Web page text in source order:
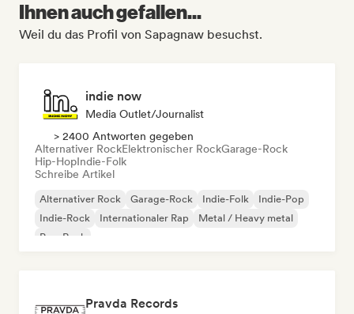
Ihnen auch gefallen...
Weil du das Profil von Sapagnaw besuchst.
indie now
Media Outlet/Journalist
> 2400 Antworten gegeben
Alternativer RockElektronischer RockGarage-Rock
Hip-HopIndie-Folk
Schreibe Artikel
Alternativer Rock Garage-Rock Indie-Folk
Indie-Pop
Indie-Rock
Internationaler Rap
Metal / Heavy metal
Pop-Rock
Pravda Records